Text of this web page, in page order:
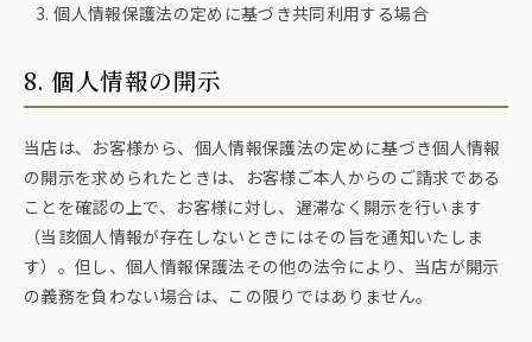
個人情報保護法の定めに基づき共同利用する場合
8. 個人情報の開示
当店は、お客様から、個人情報保護法の定めに基づき個人情報
の開示を求められたときは、お客様ご本人からのご請求である
ことを確認の上で、お客様に対し、遅滞なく開示を行います
（当該個人情報が存在しないときにはその旨を通知いたしま
す）。但し、個人情報保護法その他の法令により、当店が開示
の義務を負わない場合は、この限りではありません。